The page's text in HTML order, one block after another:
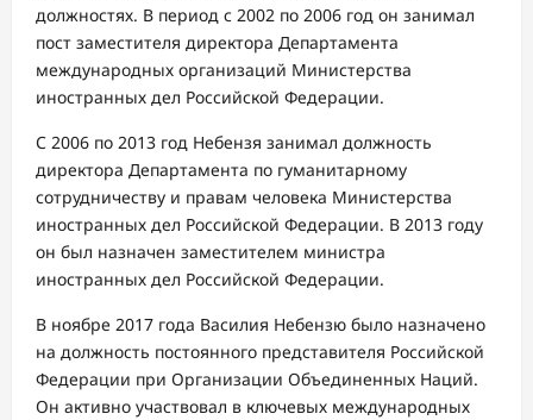
должностях. В период с 2002 по 2006 год он занимал
пост заместителя директора Департамента
международных организаций Министерства
иностранных дел Российской Федерации.
С 2006 по 2013 год Небензя занимал должность
директора Департамента по гуманитарному
сотрудничеству и правам человека Министерства
иностранных дел Российской Федерации. В 2013 году
он был назначен заместителем министра
иностранных дел Российской Федерации.
В ноябре 2017 года Василия Небензю было назначено
на должность постоянного представителя Российской
Федерации при Организации Объединенных Наций.
Он активно участвовал в ключевых международных